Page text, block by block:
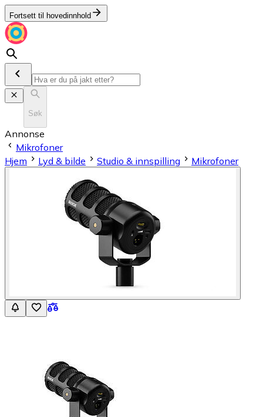
Fortsett til hovedinnhold
Søk
Annonse
Mikrofoner
Hjem
Lyd & bilde Studio & innspilling Mikrofoner